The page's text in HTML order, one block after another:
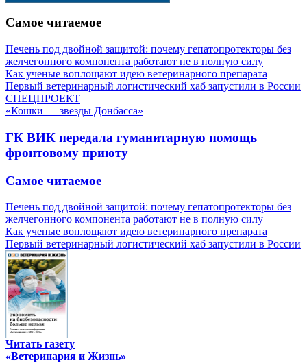
Самое читаемое
Печень под двойной защитой: почему гепатопротекторы без
желчегонного компонента работают не в полную силу
Как ученые воплощают идею ветеринарного препарата
Первый ветеринарный логистический хаб запустили в России
СПЕЦПРОЕКТ
«Кошки — звезды Донбасса»
ГК ВИК передала гуманитарную помощь
фронтовому приюту
Самое читаемое
Печень под двойной защитой: почему гепатопротекторы без
желчегонного компонента работают не в полную силу
Как ученые воплощают идею ветеринарного препарата
Первый ветеринарный логистический хаб запустили в России
Читать газету
«Ветеринария и Жизнь»